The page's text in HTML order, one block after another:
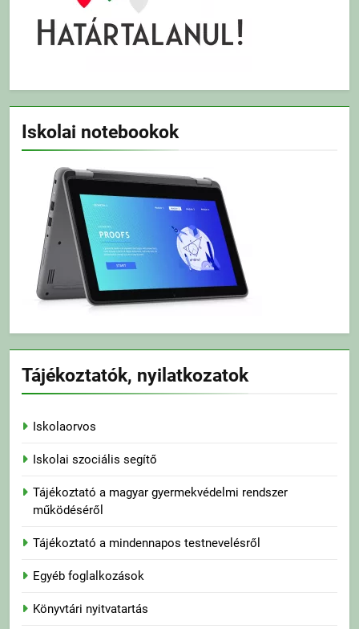
Iskolai notebookok
Tájékoztatók, nyilatkozatok
Iskolaorvos
Iskolai szociális segítő
Tájékoztató a magyar gyermekvédelmi rendszer
működéséről
Tájékoztató a mindennapos testnevelésről
Egyéb foglalkozások
Könyvtári nyitvatartás